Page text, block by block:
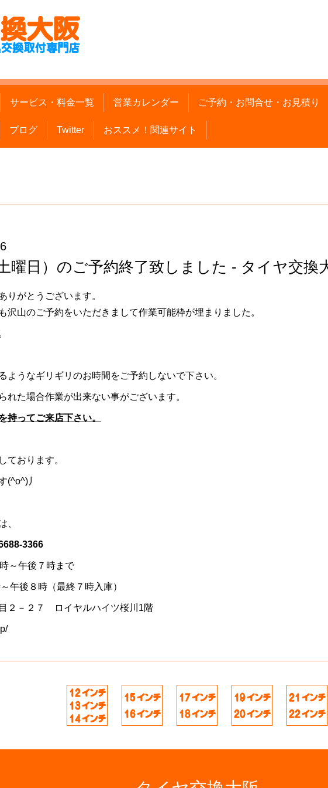
サービス・料金一覧 営業カレンダー ご予約・お問合せ・お見積り
ブログ Twitter おススメ！関連サイト
曜日）のご予約終了致しました - タイヤ交換
りがとうございます。
沢山のご予約をいただきまして作業可能枠が埋まりました。
ようなギリギリのお時間をご予約しないで下さい。
れた場合作業が出来ない事がございます。
持ってご来店下さい。
ております。
(^o^)丿
、
3366
～午後７時まで
午後８時（最終７時入庫）
２－２７ ロイヤルハイツ桜川1階